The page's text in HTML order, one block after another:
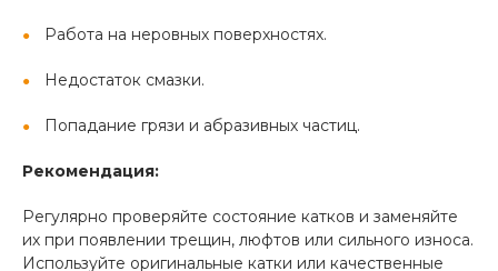
Работа на неровных поверхностях.
Недостаток смазки.
Попадание грязи и абразивных частиц.
Рекомендация:
Регулярно проверяйте состояние катков и заменяйте
их при появлении трещин, люфтов или сильного износа.
Используйте оригинальные катки или качественные